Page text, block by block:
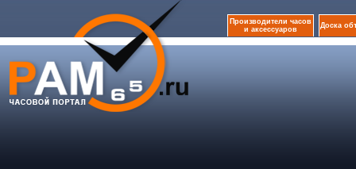
Производители часов
и аксессуаров
Доска